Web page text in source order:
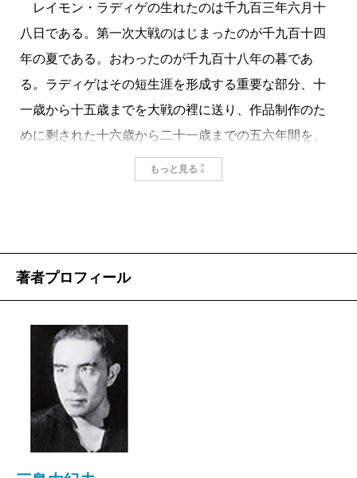
レイモン・ラディゲの生れたのは千九百三年六月十
八日である。第一次大戦のはじまったのが千九百十四
年の夏である。おわったのが千九百十八年の暮であ
る。ラディゲはその短生涯を形成する重要な部分、十
一歳から十五歳までを大戦の裡に送り、作品制作のた
めに剩された十六歳から二十一歳までの五六年間を、
戦乱の混乱の裡に送った。
九百年の知的革命の当然の帰結だというのである。
もっと見る
著者プロフィール